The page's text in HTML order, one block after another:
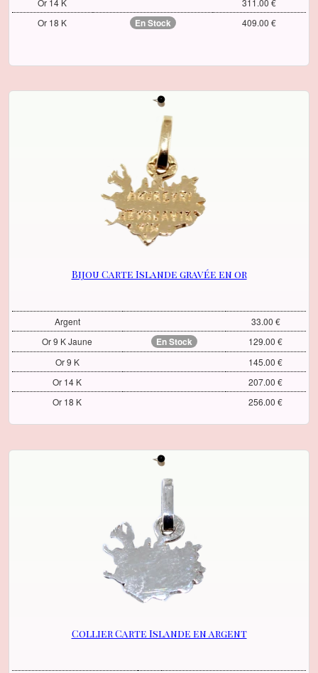
Or 14 K
311.00 €
Or 18 K
En Stock 409.00 €
Bijou Carte Islande gravée en or
Argent
33.00 €
Or 9 K Jaune
En Stock
129.00 €
Or 9 K
145.00 €
Or 14 K
207.00 €
Or 18 K
256.00 €
Collier Carte Islande en argent